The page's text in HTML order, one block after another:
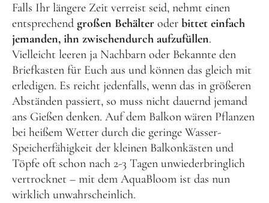
Falls Ihr längere Zeit verreist seid, nehmt einen
entsprechend großen Behälter oder bittet einfach
jemanden, ihn zwischendurch aufzufüllen.
Vielleicht leeren ja Nachbarn oder Bekannte den
Briefkasten für Euch aus und können das gleich mit
erledigen. Es reicht jedenfalls, wenn das in größeren
Abständen passiert, so muss nicht dauernd jemand
ans Gießen denken. Auf dem Balkon wären Pflanzen
bei heißem Wetter durch die geringe Wasser-
Speicherfähigkeit der kleinen Balkonkästen und
Töpfe oft schon nach 2-3 Tagen unwiederbringlich
vertrocknet – mit dem AquaBloom ist das nun
wirklich unwahrscheinlich.